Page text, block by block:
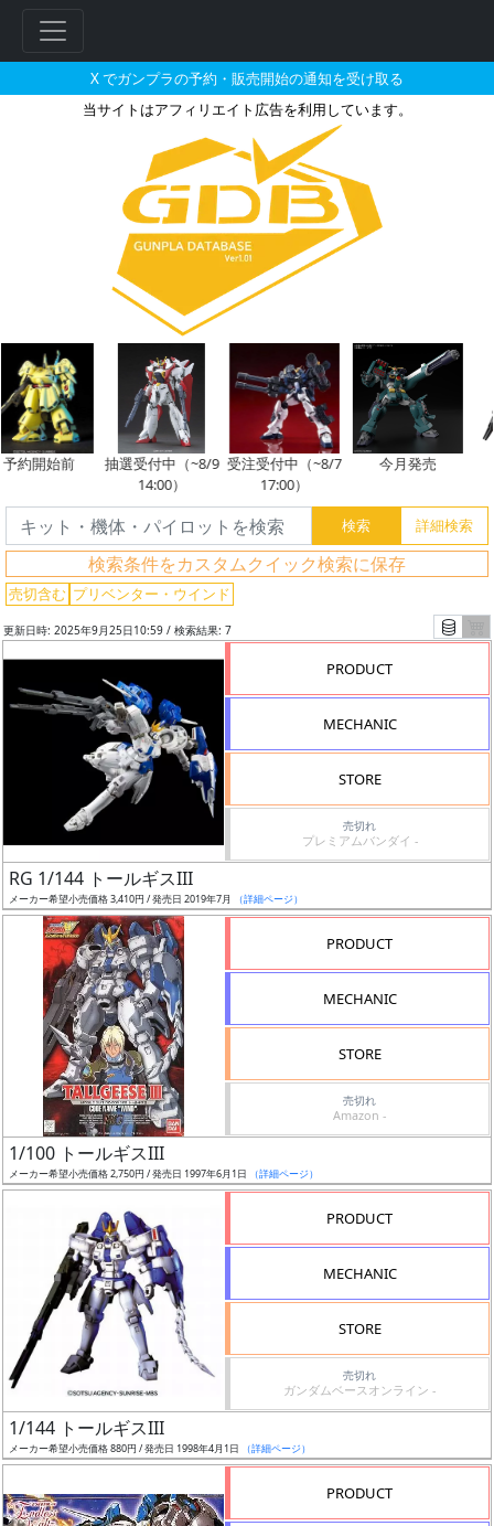
X でガンプラの予約・販売開始の通知を受け取る
当サイトはアフィリエイト広告を利用しています。
プリベンター・ウインドが搭乗
開始前
抽選受付中（~8/9
14:00）
受注受付中（~8/7
17:00）
今月発売
検索条件をカスタムクイック検索に保存
売切含む プリベンター・ウインド
リ
ー
検
索
ド
形
色
ズ・
タ
イ
ト
ル
更新日時: 2025年9月25日10:59 / 検索結果: 7
PRODUCT
MECHANIC
STORE
売切れ
プレミアムバンダイ -
RG 1/144 トールギスIII
メーカー希望小売価格 3,410円 / 発売日 2019年7月 （詳細ページ）
PRODUCT
MECHANIC
STORE
売切れ
Amazon -
1/100 トールギスIII
メーカー希望小売価格 2,750円 / 発売日 1997年6月1日 （詳細ページ）
PRODUCT
MECHANIC
STORE
売切れ
ガンダムベースオンライン -
1/144 トールギスIII
メーカー希望小売価格 880円 / 発売日 1998年4月1日 （詳細ページ）
PRODUCT